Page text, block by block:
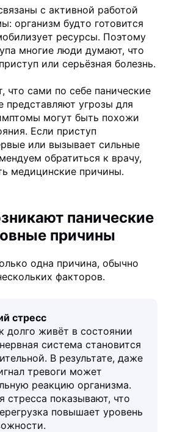
с активной работой
организм будто готовится
ресурсы. Поэтому
многие люди думают, что
или серьёзная болезнь.
что сами по себе панические
представляют угрозы для
могут быть похожи
Если приступ
или вызывает сильные
обратиться к врачу,
медицинские причины.
панические
причины
одна причина, обычно
факторов.
стресс
долго живёт в состоянии
система становится
В результате, даже
тревоги может
реакцию организма.
стресса показывают, что
повышает уровень